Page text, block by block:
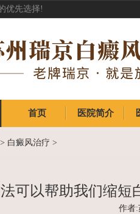
优先选择!
首页
首页
医院简介
> 白癜风治疗 >
可以帮助我们缩短
作者: